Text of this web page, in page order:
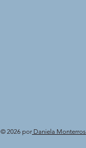
© 2026 por Daniela